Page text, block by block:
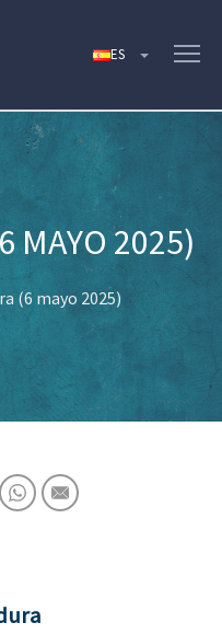
MAYO 2025)
(6 mayo 2025)